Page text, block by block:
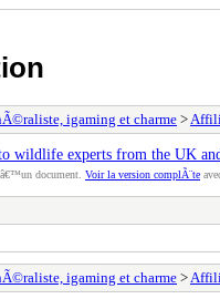
igaming et charme>
wildlife experts from the UK
document. Voir la version complÃ¨te
igaming et charme>